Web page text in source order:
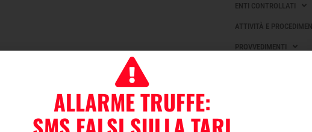
ENTI CONTROLLATI
ATTIVITÀ E
PROVVEDIMENTI
BANDI DI GARA E
SOVVENZIONI,
ALLARME TRUFFE: